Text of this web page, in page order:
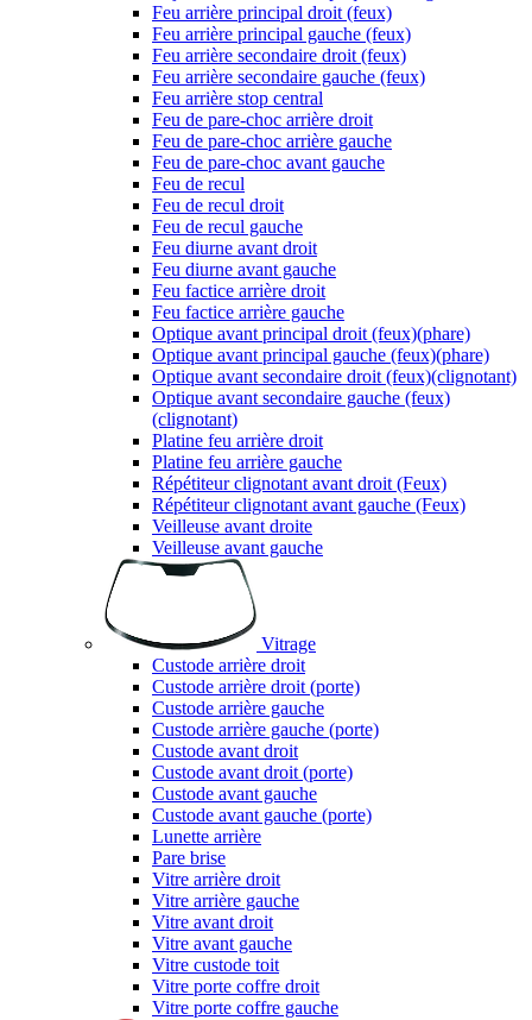
Feu arrière principal droit (feux)
Feu arrière principal gauche (feux)
Feu arrière secondaire droit (feux)
Feu arrière secondaire gauche (feux)
Feu arrière stop central
Feu de pare-choc arrière droit
Feu de pare-choc arrière gauche
Feu de pare-choc avant gauche
Feu de recul
Feu de recul droit
Feu de recul gauche
Feu diurne avant droit
Feu diurne avant gauche
Feu factice arrière droit
Feu factice arrière gauche
Optique avant principal droit (feux)(phare)
Optique avant principal gauche (feux)(phare)
Optique avant secondaire droit (feux)(clignotant)
Optique avant secondaire gauche (feux)
(clignotant)
Platine feu arrière droit
Platine feu arrière gauche
Répétiteur clignotant avant droit (Feux)
Répétiteur clignotant avant gauche (Feux)
Veilleuse avant droite
Veilleuse avant gauche
Vitrage
Custode arrière droit
Custode arrière droit (porte)
Custode arrière gauche
Custode arrière gauche (porte)
Custode avant droit
Custode avant droit (porte)
Custode avant gauche
Custode avant gauche (porte)
Lunette arrière
Pare brise
Vitre arrière droit
Vitre arrière gauche
Vitre avant droit
Vitre avant gauche
Vitre custode toit
Vitre porte coffre droit
Vitre porte coffre gauche